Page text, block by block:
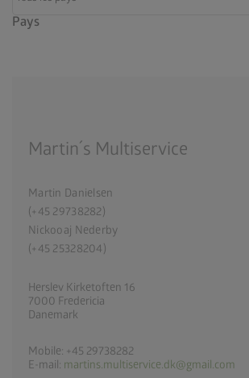
Pays
Martin´s Multiservice
Martin Danielsen
(+45 29738282)
Nickooaj Nederby
(+45 25328204)
Herslev Kirketoften 16
7000 Fredericia
Danemark
Mobile: +45 29738282
E-mail: martins.multiservice.dk@gmail.com